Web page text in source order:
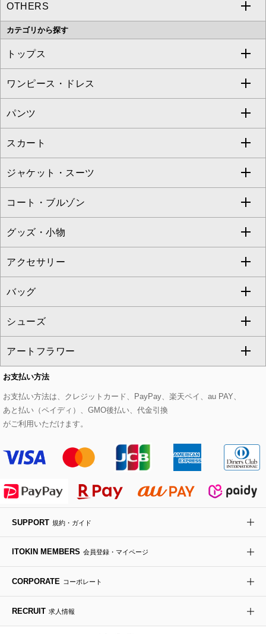
MK MICHEL KLEIN
OFUON le MK
eur3
Maison de CINQ
MK MICHEL KLEIN BAG
HIROKO KOSHINO
MICHEL KLEIN HOMME
MK MICHEL KLEIN HOMME
a.v.v
OTHERS
MK MICHEL KLEIN BAG
カテゴリから探す
トップス
すべてのトップス
カットソー・Tシャツ
ブラウス・シャツ
ニット・セーター
カーディガン
アンサンブルセット
ベスト・ジレ
パーカー
タンクトップ・キャミソール
スウェット・ジャージー
その他のトップス
ワンピース・ドレス
すべてのワンピース・ドレス
ワンピース
ドレス
チュニック
ジャンパースカート
その他のワンピース・ドレス
パンツ
すべてのパンツ
フルレングスパンツ
クロップド・半端丈パンツ
ガウチョ・ワイドパンツ
ハーフ・ショート丈パンツ
サロペット・オールインワン
その他のパンツ
スカート
すべてのスカート
ロング・マキシ丈スカート
ひざ丈スカート
ミモレ丈スカート
ショート・ミニ丈スカート
その他のスカート
ジャケット・スーツ
すべてのジャケット・スーツ
テーラードジャケット
ノーカラージャケット
セットアップ
セットアップジャケット
セットアップパンツ
セットアップスカート
セットアップワンピース
コート・ブルゾン
すべてのコート・ブルゾン
トレンチコート
ピーコート
ダッフルコート
チェスターコート
モッズコート
ステンカラーコート
ライダースジャケット
デニムジャケット
ダウンジャケット・コート
グッズ・小物
すべてのグッズ・小物
マスク
ストール・マフラー・スヌード
ベルト・サスペンダー
帽子
ヘアアクセサリー
ハンカチ・バンダナ
手袋
チャーム・ストラップ
アクセサリー
すべてのアクセサリー
ネックレス
ピアス・イヤリング
ブレスレット・バングル
ブローチ・コサージュ
バッグ
すべてのバッグ
トートバッグ
ショルダーバッグ
ボストンバッグ
バックパック・リュック
ボディバッグ・メッセンジャーバッグ
トラベルバッグ
シューズ
すべてのシューズ
パンプス
スニーカー
フラットシューズ
ローファー
ドレスシューズ
アートフラワー
すべてのアートフラワー
ローズ
カサブランカ・カラー
ラナンキュラス
ポプリアレンジ＆フレグランス
お支払い方法
お支払い方法は、クレジットカード、PayPay、楽天ペイ、au PAY、
あと払い（ペイディ）、GMO後払い、代金引換
がご利用いただけます。
SUPPORT 規約・ガイド
ITOKIN MEMBERS 会員登録・マイページ
CORPORATE コーポレート
RECRUIT 求人情報